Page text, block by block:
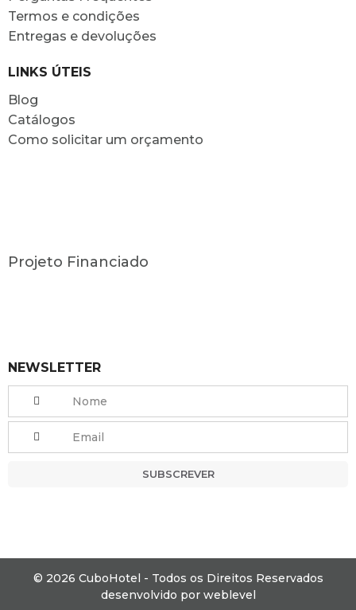
Termos e condições
Entregas e devoluções
LINKS ÚTEIS
Blog
Catálogos
Como solicitar um orçamento
Projeto Financiado
NEWSLETTER
SUBSCREVER
© 2026 CuboHotel - Todos os Direitos Reservados
desenvolvido por weblevel